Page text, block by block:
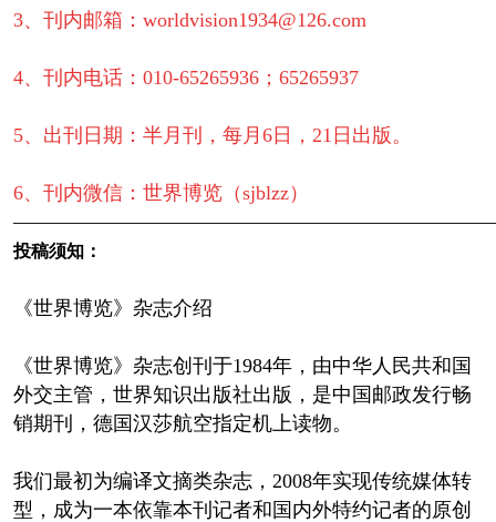
3、刊内邮箱：worldvision1934@126.com
4、刊内电话：010-65265936；65265937
5、出刊日期：半月刊，每月6日，21日出版。
6、刊内微信：世界博览（sjblzz）
投稿须知：
《世界博览》杂志介绍
《世界博览》杂志创刊于1984年，由中华人民共和国
外交主管，世界知识出版社出版，是中国邮政发行畅
销期刊，德国汉莎航空指定机上读物。
我们最初为编译文摘类杂志，2008年实现传统媒体转
型，成为一本依靠本刊记者和国内外特约记者的原创